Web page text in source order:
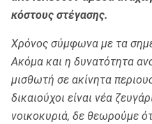
κόστους στέγασης.
Χρόνος σύμφωνα με τα
Ακόμα και η δυνατότητα
μισθωτή σε ακίνητα
δικαιούχοι είναι νέα
νοικοκυριά, δε θεωρούμε